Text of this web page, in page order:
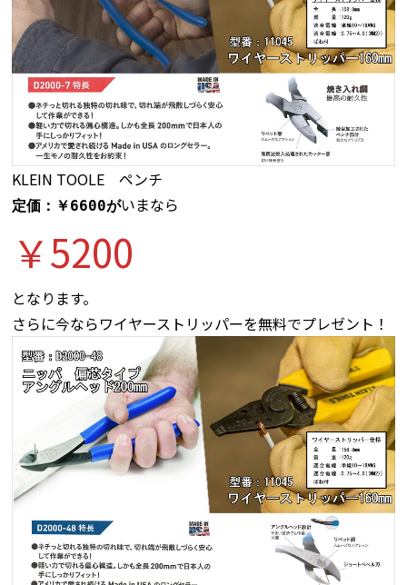
KLEIN TOOLE ペンチ
定価：￥6600がいまなら
￥5200
となります。
さらに今ならワイヤーストリッパーを無料でプレゼント！